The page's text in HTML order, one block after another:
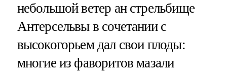
небольшой ветер ан стрельбище
Антерсельвы в сочетании с
высокогорьем дал свои плоды:
многие из фаворитов мазали